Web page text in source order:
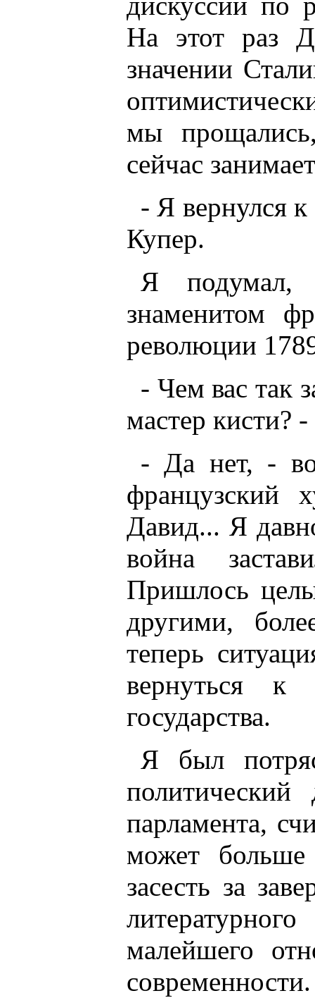
На этот раз
значении
мы
сейчас
- Я вернулся
Купер.
Я подумал,
знаменитом
революции
- Чем вас так
мастер кисти?
- Да нет, -
французский
Давид... Я
война
Пришлось
другими,
теперь
вернуться к
государства.
Я был
политический
парламента,
может
засесть за
малейшего
современности.